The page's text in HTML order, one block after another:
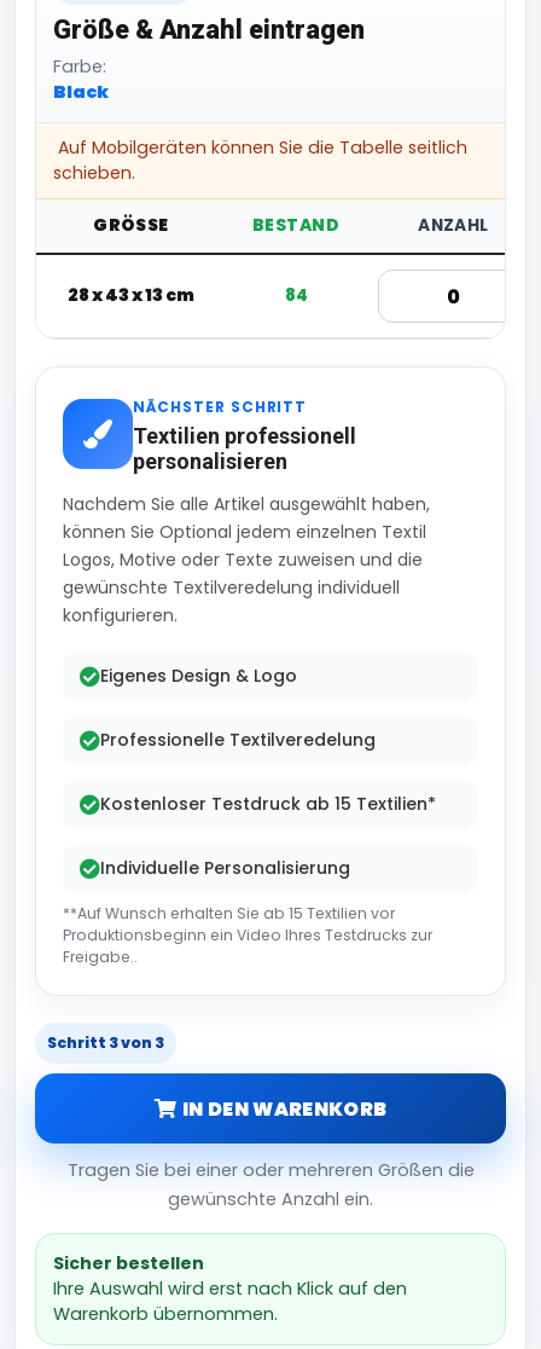
Größe & Anzahl eintragen
Farbe:
Black
Auf Mobilgeräten können Sie die Tabelle seitlich
schieben.
GRÖSSE BESTAND ANZAHL
28 x 43 x 13 cm 84
NÄCHSTER SCHRITT
Textilien professionell
personalisieren
Nachdem Sie alle Artikel ausgewählt haben,
können Sie Optional jedem einzelnen Textil
Logos, Motive oder Texte zuweisen und die
gewünschte Textilveredelung individuell
konfigurieren.
Eigenes Design & Logo
Professionelle Textilveredelung
Kostenloser Testdruck ab 15 Textilien*
Individuelle Personalisierung
**Auf Wunsch erhalten Sie ab 15 Textilien vor
Produktionsbeginn ein Video Ihres Testdrucks zur
Freigabe..
Schritt 3 von 3
IN DEN WARENKORB
Tragen Sie bei einer oder mehreren Größen die
gewünschte Anzahl ein.
Sicher bestellen
Ihre Auswahl wird erst nach Klick auf den
Warenkorb übernommen.